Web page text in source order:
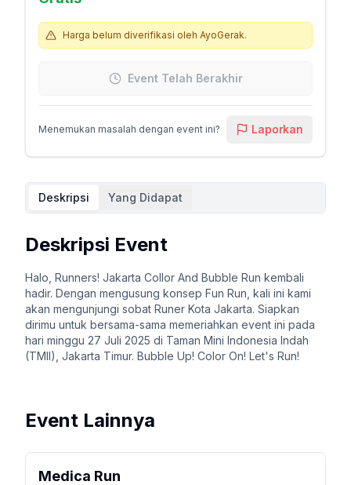
Harga belum diverifikasi oleh AyoGerak.
Event Telah Berakhir
Menemukan masalah dengan event ini? Laporkan
Deskripsi Yang Didapat
Deskripsi Event
Halo, Runners! Jakarta Collor And Bubble Run kembali
hadir. Dengan mengusung konsep Fun Run, kali ini kami
akan mengunjungi sobat Runer Kota Jakarta. Siapkan
dirimu untuk bersama-sama memeriahkan event ini pada
hari minggu 27 Juli 2025 di Taman Mini Indonesia Indah
(TMII), Jakarta Timur. Bubble Up! Color On! Let's Run!
Event Lainnya
Medica Run